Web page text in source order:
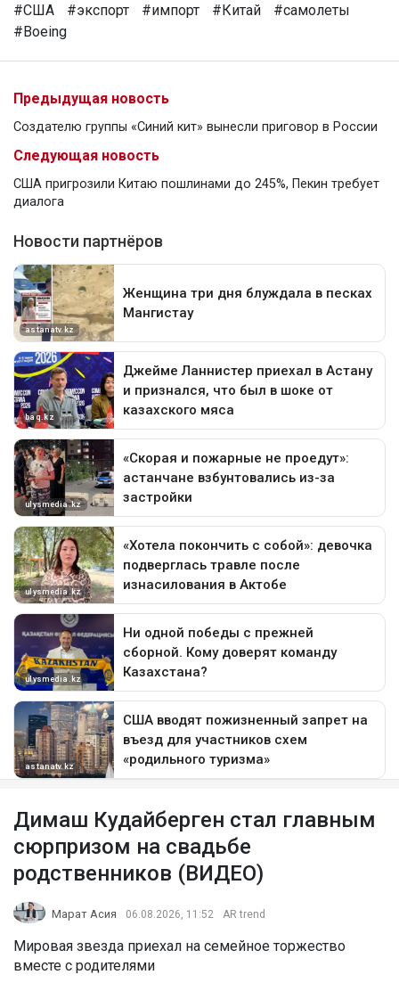
#США #экспорт #импорт #Китай
#самолеты
#Boeing
Предыдущая новость
Создателю группы «Синий кит» вынесли приговор в России
Следующая новость
США пригрозили Китаю пошлинами до 245%, Пекин требует
диалога
Димаш Кудайберген стал главным
сюрпризом на свадьбе
родственников (ВИДЕО)
Марат Асия 06.08.2026, 11:52 AR trend
Мировая звезда приехал на семейное торжество
вместе с родителями